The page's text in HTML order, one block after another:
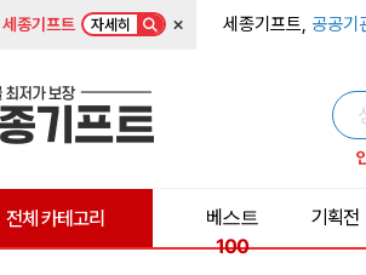
세종기프트 자세히 × 세종기프트, 공공기
전체 카테고리
베스트
100
기획전